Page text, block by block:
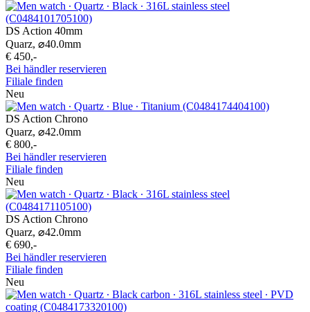
DS Action 40mm
Quarz, ⌀40.0mm
€ 450,-
Bei händler reservieren
Filiale finden
Neu
DS Action Chrono
Quarz, ⌀42.0mm
€ 800,-
Bei händler reservieren
Filiale finden
Neu
DS Action Chrono
Quarz, ⌀42.0mm
€ 690,-
Bei händler reservieren
Filiale finden
Neu